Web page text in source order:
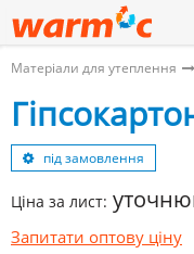
Матеріали для утеплення
під замовлення
Ціна за лист:
Запитати оптову ціну